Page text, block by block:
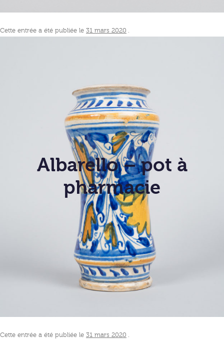
Cette entrée a été publiée le 31 mars 2020 .
Albarello – pot à
pharmacie
Cette entrée a été publiée le 31 mars 2020 .